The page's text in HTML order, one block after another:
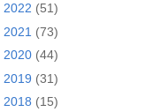
2022 (51)
2021 (73)
2020 (44)
2019 (31)
2018 (15)